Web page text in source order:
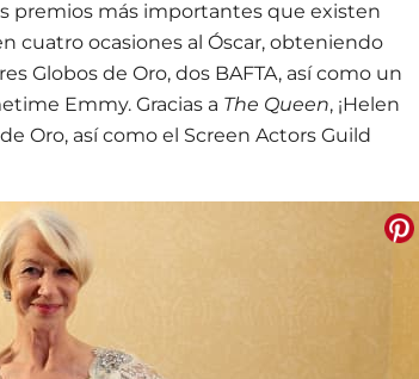
premios más importantes que existen
cuatro ocasiones al Óscar, obteniendo
Globos de Oro, dos BAFTA, así como un
Emmy. Gracias a The Queen, ¡Helen
Oro, así como el Screen Actors Guild